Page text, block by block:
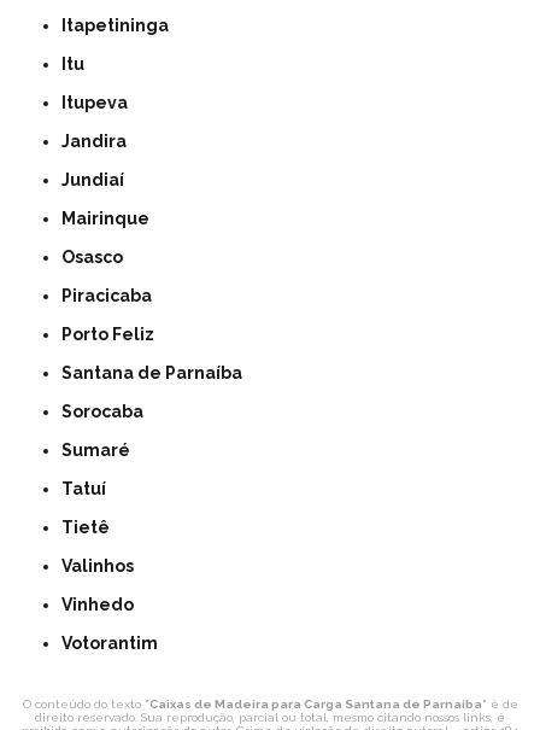
Itapetininga
Itu
Itupeva
Jandira
Jundiaí
Mairinque
Osasco
Piracicaba
Porto Feliz
Santana de Parnaíba
Sorocaba
Sumaré
Tatuí
Tietê
Valinhos
Vinhedo
Votorantim
O conteúdo do texto "Caixas de Madeira para Carga Santana de Parnaíba" é de
direito reservado. Sua reprodução, parcial ou total, mesmo citando nossos links, é